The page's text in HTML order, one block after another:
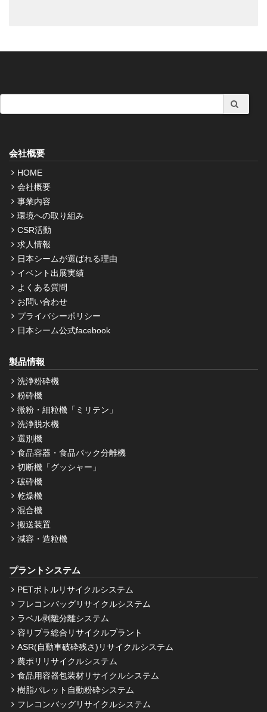
会社概要
HOME
会社概要
事業内容
環境への取り組み
CSR活動
求人情報
日本シームが選ばれる理由
イベント出展実績
よくある質問
お問い合わせ
プライバシーポリシー
日本シーム公式facebook
製品情報
洗浄粉砕機
粉砕機
微粉・細粒機「ミリテン」
洗浄脱水機
選別機
食品容器・食品パック分離機
切断機「グッシャー」
破砕機
乾燥機
混合機
搬送装置
減容・造粒機
プラントシステム
PETボトルリサイクルシステム
フレコンバッグリサイクルシステム
ラベル剥離分離システム
容リプラ総合リサイクルプラント
ASR(自動車破砕残さ)リサイクルシステム
農ポリリサイクルシステム
食品用容器包装材リサイクルシステム
樹脂パレット自動粉砕システム
フレコンバッグリサイクルシステム